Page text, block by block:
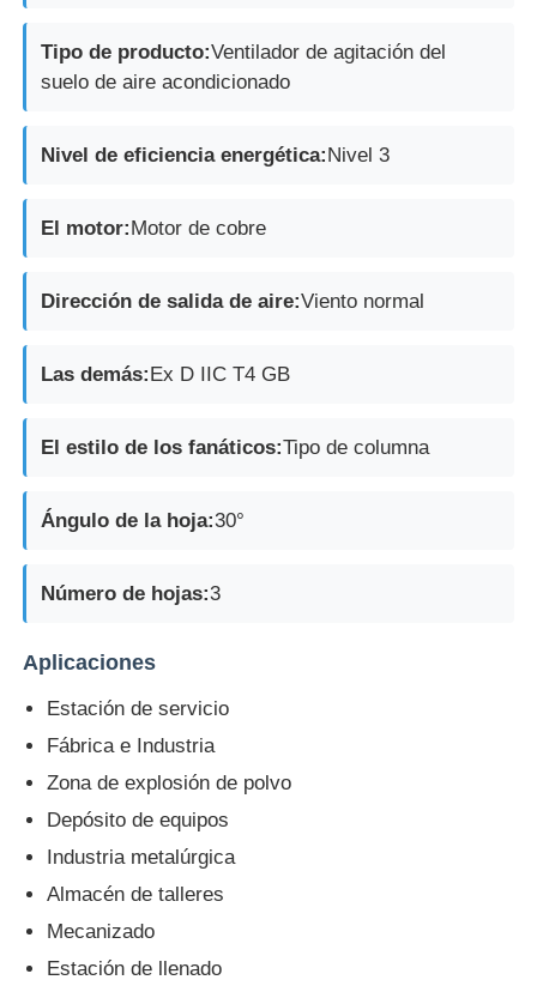
Tipo de producto:Ventilador de agitación del
suelo de aire acondicionado
Nivel de eficiencia energética:Nivel 3
El motor:Motor de cobre
Dirección de salida de aire:Viento normal
Las demás:Ex D IIC T4 GB
El estilo de los fanáticos:Tipo de columna
Ángulo de la hoja:30°
Número de hojas:3
Aplicaciones
Estación de servicio
Fábrica e Industria
Zona de explosión de polvo
Depósito de equipos
Industria metalúrgica
Almacén de talleres
Mecanizado
Estación de llenado